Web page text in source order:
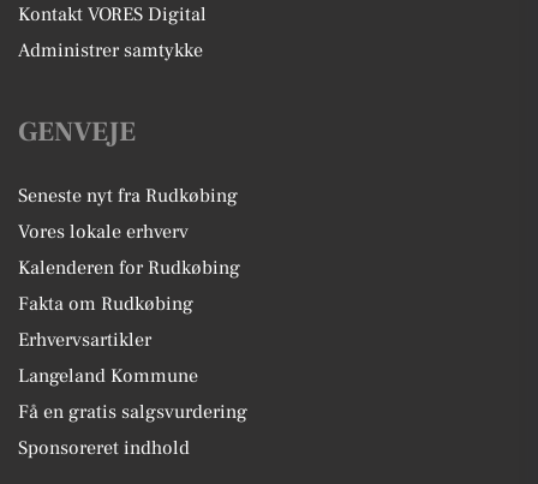
Kontakt VORES Digital
Administrer samtykke
GENVEJE
Seneste nyt fra Rudkøbing
Vores lokale erhverv
Kalenderen for Rudkøbing
Fakta om Rudkøbing
Erhvervsartikler
Langeland Kommune
Få en gratis salgsvurdering
Sponsoreret indhold